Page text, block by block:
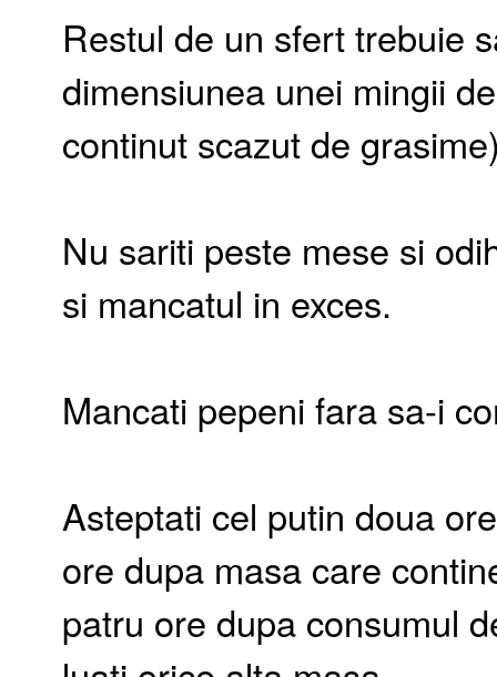
Restul de un sfert trebuie
dimensiunea unei mingii
continut scazut de
Nu sariti peste mese si
si mancatul in exces.
Mancati pepeni fara sa-i
Asteptati cel putin doua
ore dupa masa care
patru ore dupa consumul